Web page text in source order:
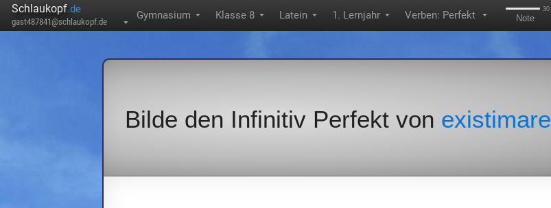
Schlaukopf.de
gast487841@schlaukopf.de ▼
Gymnasium ▼ Klasse 8 ▼ Latein ▼ 1. Lernjahr ▼ Verben: Perfekt ▼
30
Note
Bilde den Infinitiv Perfekt von existimare